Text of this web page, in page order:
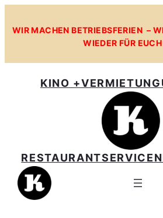
Inhalt
WIR MACHEN BETRIEBSFERIEN –
WIEDER FÜR
KINO +VERMIETUNG
RESTAURANTSERVICE